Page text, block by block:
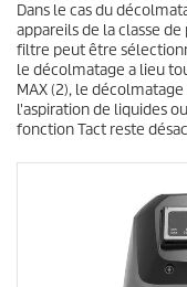
Dans le cas du
appareils de la classe
filtre peut être
le décolmatage a lieu
MAX (2), le
l'aspiration de liquides
fonction Tact reste